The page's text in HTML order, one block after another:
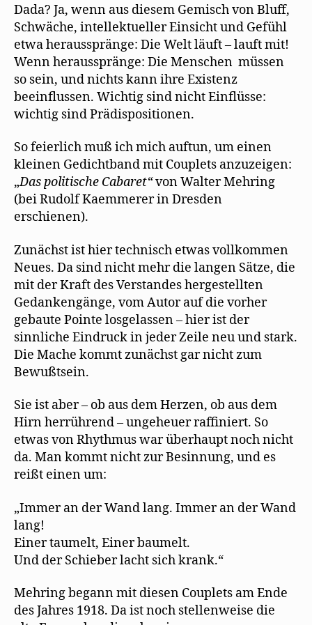
Dada? Ja, wenn aus diesem Gemisch von Bluff,
Schwäche, intellektueller Einsicht und Gefühl
etwa herausspränge: Die Welt läuft – lauft mit!
Wenn herausspränge: Die Menschen müssen
so sein, und nichts kann ihre Existenz
beeinflussen. Wichtig sind nicht Einflüsse:
wichtig sind Prädispositionen.
So feierlich muß ich mich auftun, um einen
kleinen Gedichtband mit Couplets anzuzeigen:
„Daspolitische Cabaret“von Walter Mehring
(bei Rudolf Kaemmerer in Dresden
erschienen).
Zunächst ist hier technisch etwas vollkommen
Neues. Da sind nicht mehr die langen Sätze, die
mit der Kraft des Verstandes hergestellten
Gedankengänge, vom Autor auf die vorher
gebaute Pointe losgelassen – hier ist der
sinnliche Eindruck in jeder Zeile neu und stark.
Die Mache kommt zunächst gar nicht zum
Bewußtsein.
Sie ist aber – ob aus dem Herzen, ob aus dem
Hirn herrührend – ungeheuer raffiniert. So
etwas von Rhythmus war überhaupt noch nicht
da. Man kommt nicht zur Besinnung, und es
reißt einen um:
„Immer an der Wand lang. Immer an der Wand
lang!
Einer taumelt, Einer baumelt.
Und der Schieber lacht sich krank.“
Mehring begann mit diesen Couplets am Ende
des Jahres 1918. Da ist noch stellenweise die